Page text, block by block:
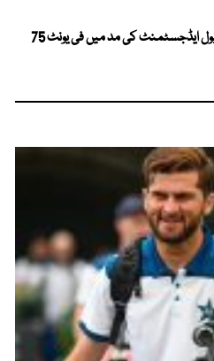
بجلی مزید مہنگی، فیول ایڈجسٹمنٹ کی مد میں فی یونٹ 75